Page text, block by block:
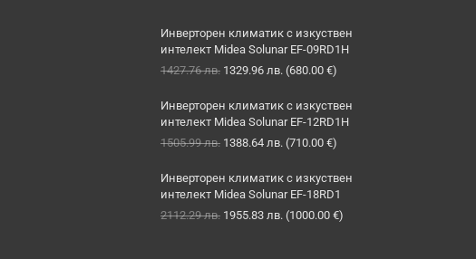
Инверторен климатик с изкуствен
интелект Midea Solunar EF-09RD1H
1427.76лв. Original
was:
1427.76 лв..
1329.96 лв. Текущата
е:
1329.96 лв..
(680.00 €)
Инверторен климатик с изкуствен
интелект Midea Solunar EF-12RD1H
1505.99лв. Original
was:
1505.99 лв..
1388.64 лв. Текущата
е:
1388.64 лв..
(710.00 €)
Инверторен климатик с изкуствен
интелект Midea Solunar EF-18RD1
2112.29лв. Original
1955.83 лв. Текущата
(1000.00 €)